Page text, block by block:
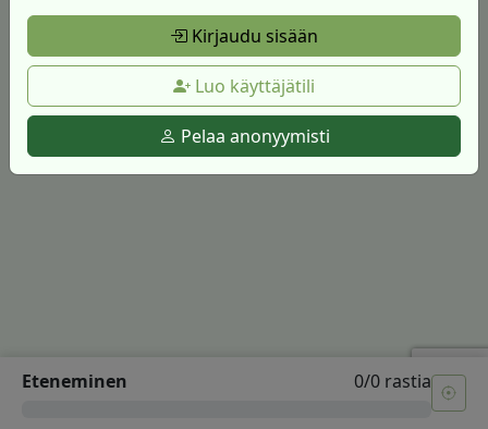
Kirjaudu sisään
Luo käyttäjätili
Pelaa anonyymisti
Eteneminen 0/0 rastia